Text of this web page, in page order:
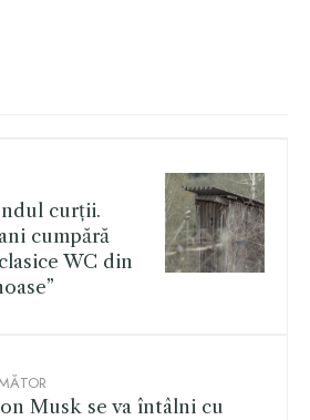
curții.
cumpără
WC din
Musk se va întâlni cu